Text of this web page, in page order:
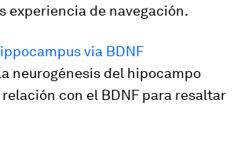
experiencia de navegación.
via BDNF
neurogénesis del hipocampo
con el BDNF para resaltar